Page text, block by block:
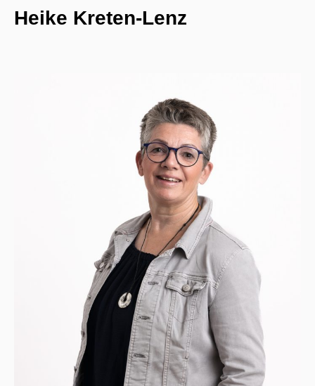
Heike Kreten-Lenz